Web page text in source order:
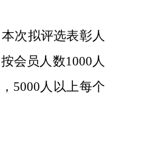
次拟评选表彰人
会员人数1000人
5000人以上每个